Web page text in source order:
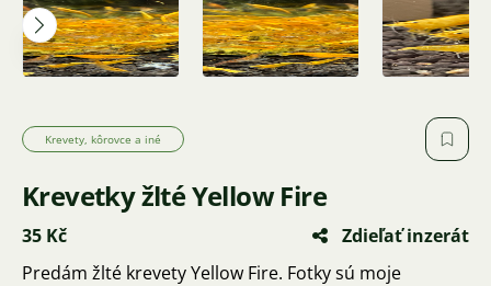
Krevety, kôrovce a iné
Krevetky žlté Yellow Fire
35 Kč
Zdieľať inzerát
Predám žlté krevety Yellow Fire. Fotky sú moje